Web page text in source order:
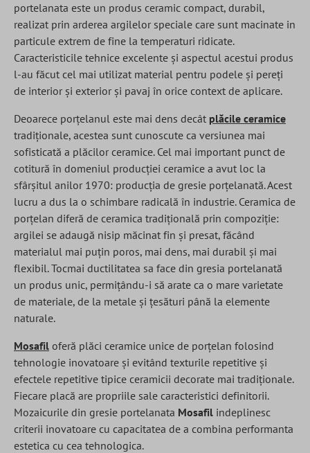
portelanata este un produs ceramic compact, durabil,
realizat prin arderea argilelor speciale care sunt macinate in
particule extrem de fine la temperaturi ridicate.
Caracteristicile tehnice excelente și aspectul acestui produs
l-au făcut cel mai utilizat material pentru podele și pereți
de interior și exterior și pavaj în orice context de aplicare.
Deoarece porțelanul este mai dens decât plăcile ceramice
tradiționale, acestea sunt cunoscute ca versiunea mai
sofisticată a plăcilor ceramice. Cel mai important punct de
cotitură în domeniul producției ceramice a avut loc la
sfârșitul anilor 1970: producția de gresie porțelanată. Acest
lucru a dus la o schimbare radicală în industrie. Ceramica de
porțelan diferă de ceramica tradițională prin compoziție:
argilei se adaugă nisip măcinat fin și presat, făcând
materialul mai puțin poros, mai dens, mai durabil și mai
flexibil. Tocmai ductilitatea sa face din gresia portelanată
un produs unic, permițându-i să arate ca o mare varietate
de materiale, de la metale și țesături până la elemente
naturale.
Mosafil oferă plăci ceramice unice de porțelan folosind
tehnologie inovatoare și evitând texturile repetitive și
efectele repetitive tipice ceramicii decorate mai tradiționale.
Fiecare placă are propriile sale caracteristici definitorii.
Mozaicurile din gresie portelanata Mosafil indeplinesc
criterii inovatoare cu capacitatea de a combina performanta
estetica cu cea tehnologica.